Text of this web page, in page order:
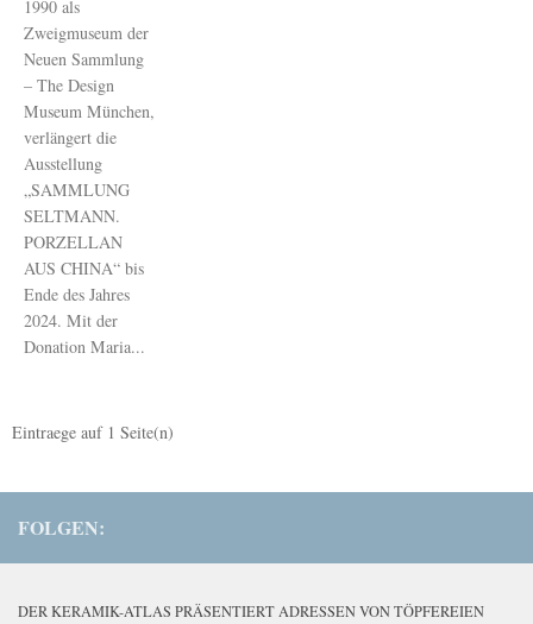
1990 als
Zweigmuseum der
Neuen Sammlung
– The Design
Museum München,
verlängert die
Ausstellung
„SAMMLUNG
SELTMANN.
PORZELLAN
AUS CHINA“ bis
Ende des Jahres
2024. Mit der
Donation Maria...
Eintraege auf 1 Seite(n)
FOLGEN:
DER KERAMIK-ATLAS PRÄSENTIERT ADRESSEN VON TÖPFEREIEN